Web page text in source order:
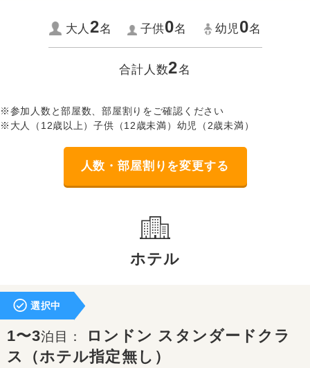
大人2名 子供0名 幼児0名
合計人数2名
※参加人数と部屋数、部屋割りをご確認ください
※大人（12歳以上）子供（12歳未満）幼児（2歳未満）
人数・部屋割りを変更する
ホテル
選択中
1〜3泊目：
ロンドン スタンダードクラ
ス（ホテル指定無し）